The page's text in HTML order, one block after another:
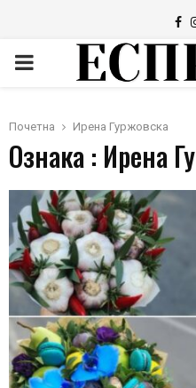
PRIMARY
Почетна Ирена Гуржовска
Ознака : Ирена